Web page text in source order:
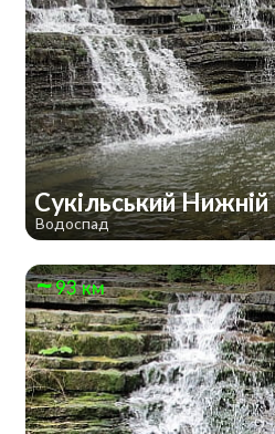
Сукільський Нижній
Водоспад
93 км